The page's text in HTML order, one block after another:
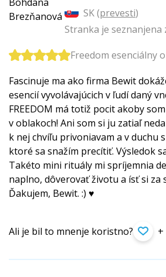
SK (prevesti)
Stranka je
Freedom esenciálny
Fascinuje ma ako firma Bewit
esencií vyvolávajúcich v ľudí daný
FREEDOM má totiž pocit akoby
v oblakoch! Ani som si ju zatiaľ
k nej chvíľu privoniavam a v duchu
ktoré sa snažím precítiť. Výsledok
Takéto mini rituály mi spríjemnia
naplno, dôverovať životu a ísť si za
Ďakujem, Bewit. :) ♥
Ali je bil to mnenje koristno? +